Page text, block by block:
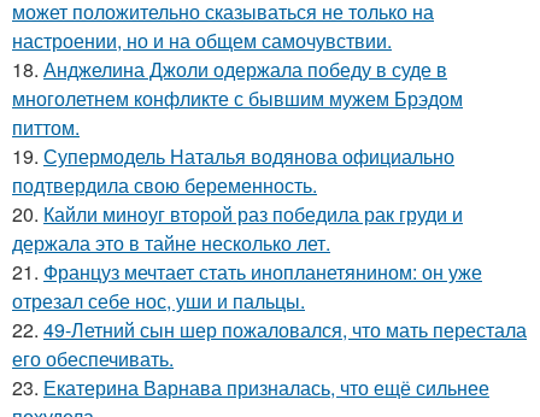
может положительно сказываться не только на
настроении, но и на общем самочувствии.
18. Анджелина Джоли одержала победу в суде в
многолетнем конфликте с бывшим мужем Брэдом
питтом.
19. Супермодель Наталья водянова официально
подтвердила свою беременность.
20. Кайли миноуг второй раз победила рак груди и
держала это в тайне несколько лет.
21. Француз мечтает стать инопланетянином: он уже
отрезал себе нос, уши и пальцы.
22. 49-Летний сын шер пожаловался, что мать перестала
его обеспечивать.
23. Екатерина Варнава призналась, что ещё сильнее